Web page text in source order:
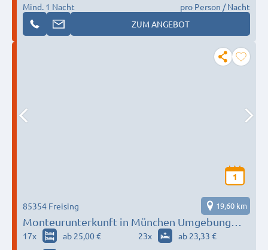
Mind. 1 Nacht
pro Person / Nacht
ZUM ANGEBOT
1
Monteurunterkunft in München Umgebung
nach Wunsch / Bedürfnis
85354 Freising 19,60 km
17x ab 25,00 € 23x
ab 23,33 €